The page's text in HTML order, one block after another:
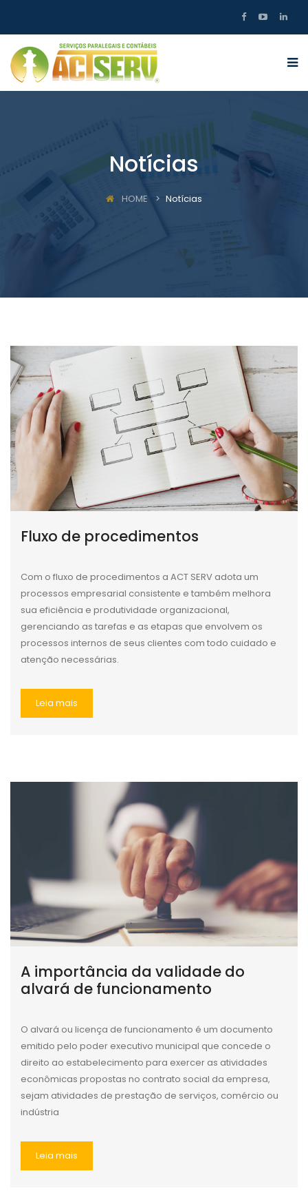
Notícias
HOME Notícias
Fluxo de procedimentos
Com o fluxo de procedimentos a ACT SERV adota um
processos empresarial consistente e também melhora
sua eficiência e produtividade organizacional,
gerenciando as tarefas e as etapas que envolvem os
processos internos de seus clientes com todo cuidado e
atenção necessárias.
Leia mais
A importância da validade do
alvará de funcionamento
O alvará ou licença de funcionamento é um documento
emitido pelo poder executivo municipal que concede o
direito ao estabelecimento para exercer as atividades
econômicas propostas no contrato social da empresa,
sejam atividades de prestação de serviços, comércio ou
indústria
Leia mais